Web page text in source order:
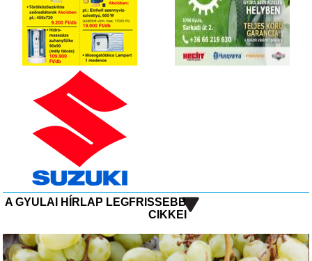
A GYULAI HÍRLAP LEGFRISSEBB
CIKKEI